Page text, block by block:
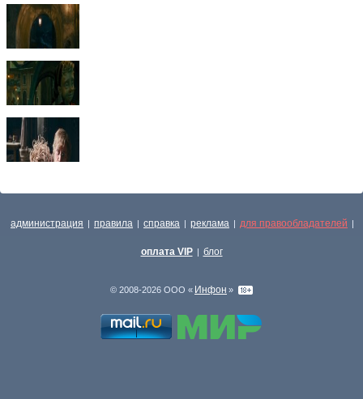
администрация | правила | справка | реклама | для правообладателей |
оплата VIP | блог
© 2008-2026 ООО « Инфон »